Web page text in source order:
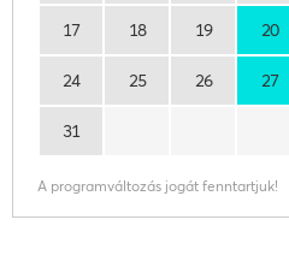
17 18 19 20
24 25 26 27
31
A programváltozás jogát fenntartjuk!